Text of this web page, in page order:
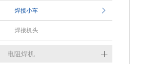
焊接小车
焊接机头
电阻焊机